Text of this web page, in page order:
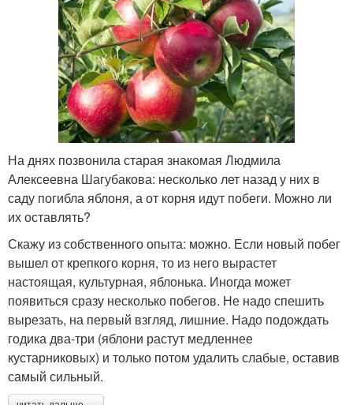
На днях позвонила старая знакомая Людмила
Алексеевна Шагубакова: несколько лет назад у них в
саду погибла яблоня, а от корня идут побеги. Можно ли
их оставлять?
Скажу из собственного опыта: можно. Если новый побег
вышел от крепкого корня, то из него вырастет
настоящая, культурная, яблонька. Иногда может
появиться сразу несколько побегов. Не надо спешить
вырезать, на первый взгляд, лишние. Надо подождать
годика два-три (яблони растут медленнее
кустарниковых) и только потом удалить слабые, оставив
самый сильный.